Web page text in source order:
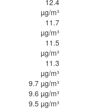
12.4
µg/m³
11.7
µg/m³
11.5
µg/m³
11.3
µg/m³
9.7 µg/m³
9.6 µg/m³
9.5 µg/m³